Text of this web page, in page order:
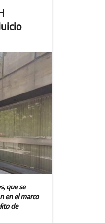
que se
en el marco
de